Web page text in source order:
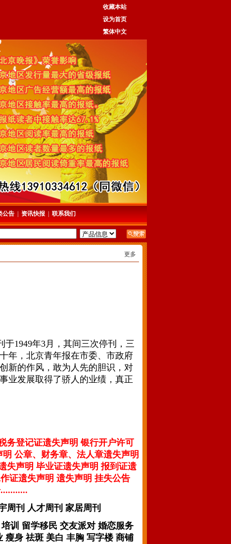
收藏本站
设为首页
繁体中文
公告 资讯快报 联系我们
更多
1949年3月，其间三次停刊，三
年，北京青年报在市委、市政府
新的作风，敢为人先的胆识，对
业发展取得了骄人的业绩，真正
务登记证遗失声明 银行开户许可
公章、财务章、法人章遗失声明
失声明 毕业证遗失声明 报到证遗
证遗失声明 遗失声明 挂失公告
周刊 人才周刊 家居周刊
训 留学移民 交友派对 婚恋服务
瘦身 祛斑 美白 丰胸 写字楼 商铺